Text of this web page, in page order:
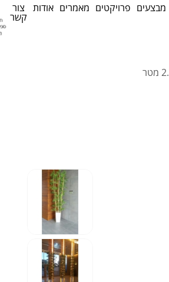
מבצעים פרויקטים מאמרים אודות צור
קשר